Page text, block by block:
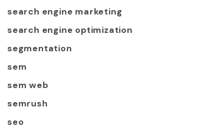
search engine marketing
search engine optimization
segmentation
sem
sem web
semrush
seo